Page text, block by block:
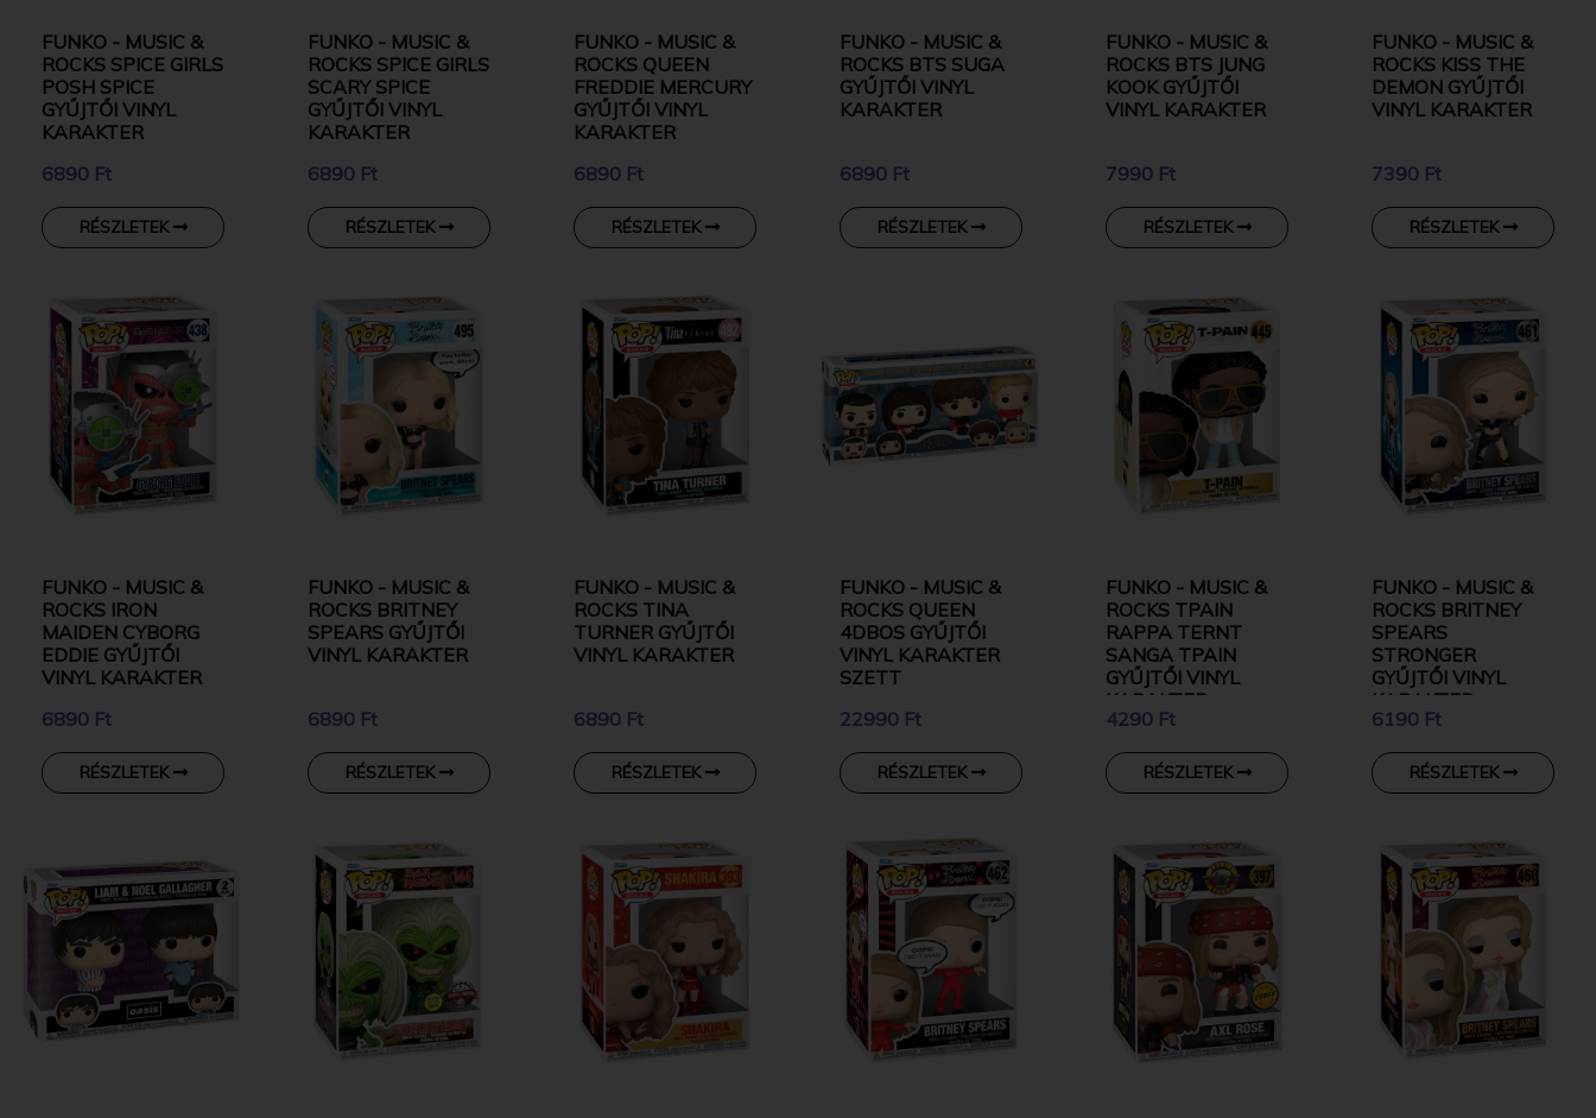
FUNKO - MUSIC &
ROCKS SPICE GIRLS
POSH SPICE
GYŰJTŐI VINYL
KARAKTER
6890 Ft
RÉSZLETEK
FUNKO - MUSIC &
ROCKS SPICE GIRLS
SCARY SPICE
GYŰJTŐI VINYL
KARAKTER
6890 Ft
RÉSZLETEK
FUNKO - MUSIC &
ROCKS QUEEN
FREDDIE MERCURY
GYŰJTŐI VINYL
KARAKTER
6890 Ft
RÉSZLETEK
FUNKO - MUSIC &
ROCKS BTS SUGA
GYŰJTŐI VINYL
KARAKTER
6890 Ft
RÉSZLETEK
FUNKO - MUSIC &
ROCKS BTS JUNG
KOOK GYŰJTŐI
VINYL KARAKTER
7990 Ft
RÉSZLETEK
FUNKO - MUSIC &
ROCKS KISS THE
DEMON GYŰJTŐI
VINYL KARAKTER
7390 Ft
RÉSZLETEK
FUNKO - MUSIC &
ROCKS IRON
MAIDEN CYBORG
EDDIE GYŰJTŐI
VINYL KARAKTER
6890 Ft
RÉSZLETEK
FUNKO - MUSIC &
ROCKS BRITNEY
SPEARS GYŰJTŐI
VINYL KARAKTER
6890 Ft
RÉSZLETEK
FUNKO - MUSIC &
ROCKS TINA
TURNER GYŰJTŐI
VINYL KARAKTER
6890 Ft
RÉSZLETEK
FUNKO - MUSIC &
ROCKS QUEEN
4DBOS GYŰJTŐI
VINYL KARAKTER
SZETT
22990 Ft
RÉSZLETEK
FUNKO - MUSIC &
ROCKS TPAIN
RAPPA TERNT
SANGA TPAIN
GYŰJTŐI VINYL
KARAKTER
4290 Ft
RÉSZLETEK
FUNKO - MUSIC &
ROCKS BRITNEY
SPEARS
STRONGER
GYŰJTŐI VINYL
KARAKTER
6190 Ft
RÉSZLETEK